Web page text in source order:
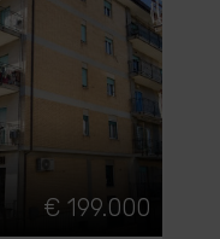
€ 199.000